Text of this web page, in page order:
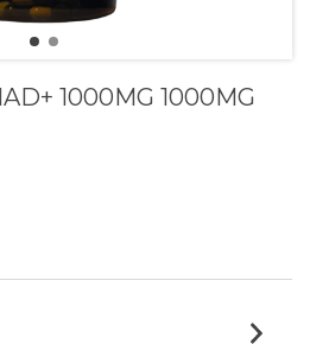
1000MG 1000MG